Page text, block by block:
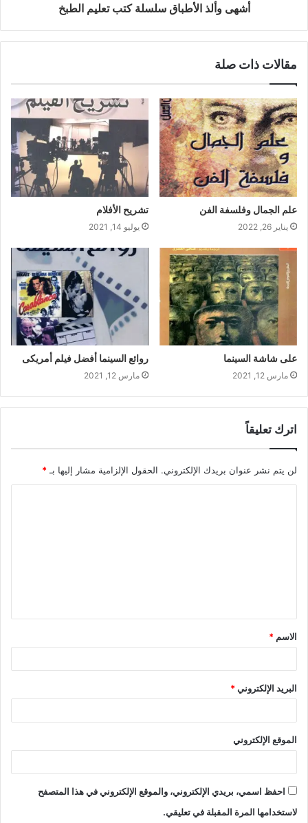
أشهى وألذ الأطباق سلسلة كتب تعليم الطبخ
مقالات ذات صلة
علم الجمال وفلسفة الفن
يناير 26, 2022
تشريح الأفلام
يوليو 14, 2021
على شاشة السينما
مارس 12, 2021
روائع السينما أفضل فيلم أمريكى
مارس 12, 2021
اترك تعليقاً
لن يتم نشر عنوان بريدك الإلكتروني. الحقول الإلزامية مشار إليها بـ *
الاسم *
البريد الإلكتروني*
الموقع الإلكتروني
احفظ اسمي، بريدي الإلكتروني، والموقع الإلكتروني في هذا المتصفح
لاستخدامها المرة المقبلة في تعليقي.